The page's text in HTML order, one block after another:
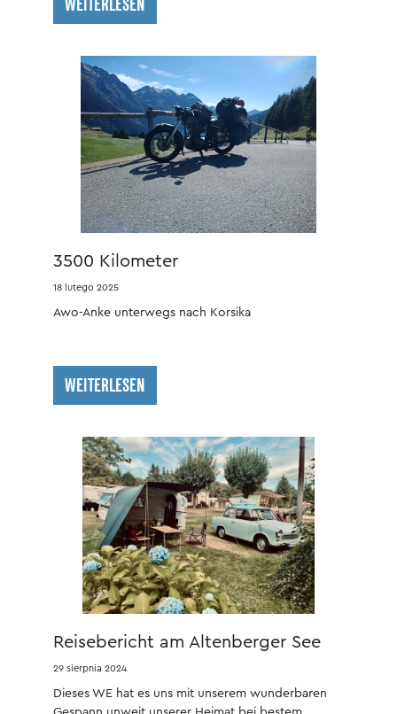
WEITERLESEN
3500 Kilometer
18 lutego 2025
Awo-Anke unterwegs nach Korsika
WEITERLESEN
Reisebericht am Altenberger See
29 sierpnia 2024
Dieses WE hat es uns mit unserem wunderbaren